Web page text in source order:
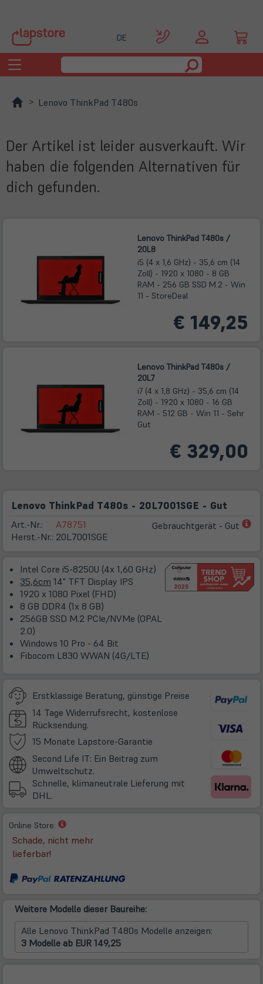
DE
Toggle
navigation
Lenovo ThinkPad T480s
Der Artikel ist leider ausverkauft. Wir
haben die folgenden Alternativen für
dich gefunden.
Lenovo ThinkPad T480s /
20L8
i5 (4 x 1,6 GHz) - 35,6 cm (14
Zoll) - 1920 x 1080 - 8 GB
RAM - 256 GB SSD M.2 - Win
11 - StoreDeal
€ 149,25
Lenovo ThinkPad T480s /
20L7
i7 (4 x 1,8 GHz) - 35,6 cm (14
Zoll) - 1920 x 1080 - 16 GB
RAM - 512 GB - Win 11 - Sehr
Gut
€ 329,00
Lenovo ThinkPad T480s - 20L7001SGE - Gut
Art.-Nr.:
Herst.-Nr.:
A78751
20L7001SGE
Gebrauchtgerät - Gut
Intel Core i5-8250U (4x 1,60 GHz)
35,6cm 14" TFT Display IPS
1920 x 1080 Pixel (FHD)
8 GB DDR4 (1x 8 GB)
256GB SSD M.2 PCIe/NVMe (OPAL
2.0)
Windows 10 Pro - 64 Bit
Fibocom L830 WWAN (4G/LTE)
Erstklassige Beratung, günstige Preise
14 Tage Widerrufsrecht, kostenlose
Rücksendung.
15 Monate Lapstore-Garantie
neuem
Second Life IT: Ein Beitrag zum
Umweltschutz.
Schnelle, klimaneutrale Lieferung mit
DHL.
Online Store:
(öffnet
in
neuem
Schade, nicht mehr
lieferbar!
Weitere Modelle dieser Baureihe:
Alle Lenovo ThinkPad T480s Modelle anzeigen:
3 Modelle ab EUR 149,25